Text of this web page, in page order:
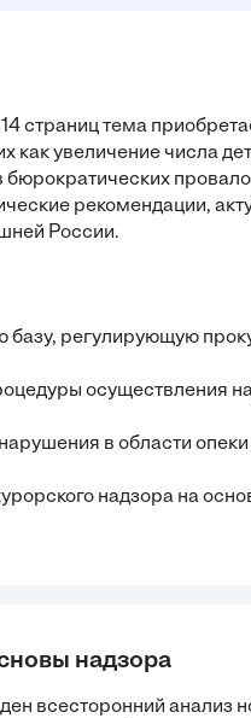
страниц тема
как увеличение числа
рекомендации,
России.
базу, регулирующую
осуществления
в области
надзора на
надзора
всесторонний